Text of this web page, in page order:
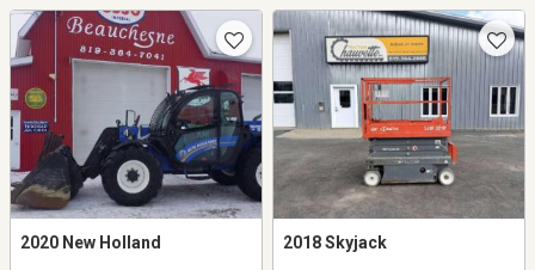
2020 New Holland 2018 Skyjack